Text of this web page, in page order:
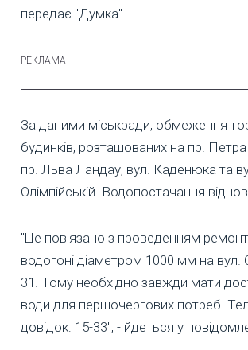
передає "Думка".
За даними міськради, обмеження
будинків, розташованих на пр.
пр. Льва Ландау, вул. Каденюка та
Олімпійській. Водопостачання
"Це пов'язано з проведенням
водогоні діаметром 1000 мм на вул.
31. Тому необхідно завжди мати
води для першочергових потреб.
довідок: 15-33", - йдеться у